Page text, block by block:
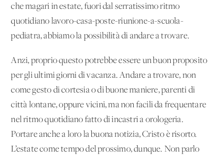
che magari in estate, fuori dal serratissimo ritmo
quotidiano lavoro-casa-poste-riunione-a-scuola-
pediatra, abbiamo la possibilità di andare a trovare.
Anzi, proprio questo potrebbe essere un buon proposito
per gli ultimi giorni di vacanza. Andare a trovare, non
come gesto di cortesia o di buone maniere, parenti di
città lontane, oppure vicini, ma non facili da frequentare
nel ritmo quotidiano fatto di incastri a orologeria.
Portare anche a loro la buona notizia, Cristo è risorto.
L’estate come tempo del prossimo, dunque. Non parlo